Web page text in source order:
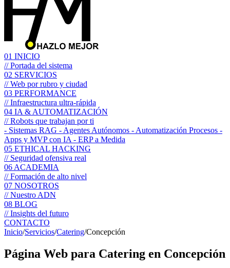
01 INICIO
// Portada del sistema
02 SERVICIOS
// Web por rubro y ciudad
03 PERFORMANCE
// Infraestructura ultra-rápida
04 IA & AUTOMATIZACIÓN
// Robots que trabajan por ti
- Sistemas RAG - Agentes Autónomos - Automatización Procesos -
Apps y MVP con IA - ERP a Medida
05 ETHICAL HACKING
// Seguridad ofensiva real
06 ACADEMIA
// Formación de alto nivel
07 NOSOTROS
// Nuestro ADN
08 BLOG
// Insights del futuro
CONTACTO
Inicio/Servicios/Catering/Concepción
Página Web para Catering en Concepción